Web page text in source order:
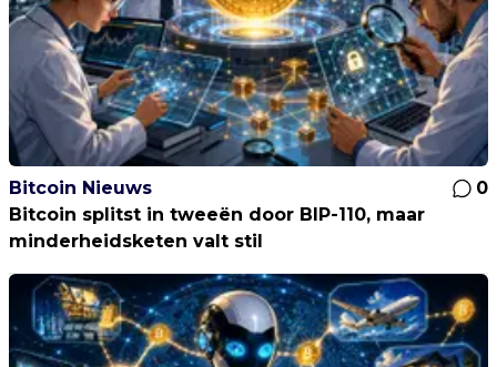
Bitcoin Nieuws
0
Bitcoin splitst in tweeën door BIP-110, maar
minderheidsketen valt stil